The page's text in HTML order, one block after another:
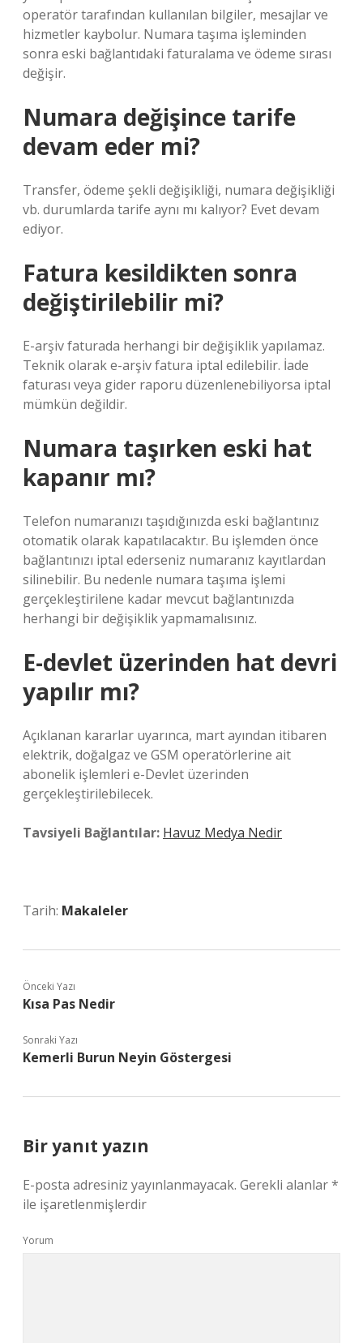
operatör tarafından kullanılan bilgiler, mesajlar ve
hizmetler kaybolur. Numara taşıma işleminden
sonra eski bağlantıdaki faturalama ve ödeme sırası
değişir.
Numara değişince tarife
devam eder mi?
Transfer, ödeme şekli değişikliği, numara değişikliği
vb. durumlarda tarife aynı mı kalıyor? Evet devam
ediyor.
Fatura kesildikten sonra
değiştirilebilir mi?
E-arşiv faturada herhangi bir değişiklik yapılamaz.
Teknik olarak e-arşiv fatura iptal edilebilir. İade
faturası veya gider raporu düzenlenebiliyorsa iptal
mümkün değildir.
Numara taşırken eski hat
kapanır mı?
Telefon numaranızı taşıdığınızda eski bağlantınız
otomatik olarak kapatılacaktır. Bu işlemden önce
bağlantınızı iptal ederseniz numaranız kayıtlardan
silinebilir. Bu nedenle numara taşıma işlemi
gerçekleştirilene kadar mevcut bağlantınızda
herhangi bir değişiklik yapmamalısınız.
E-devlet üzerinden hat devri
yapılır mı?
Açıklanan kararlar uyarınca, mart ayından itibaren
elektrik, doğalgaz ve GSM operatörlerine ait
abonelik işlemleri e-Devlet üzerinden
gerçekleştirilebilecek.
Tavsiyeli Bağlantılar: Havuz Medya Nedir
Tarih: Makaleler
Önceki Yazı
Kısa Pas Nedir
Sonraki Yazı
Kemerli Burun Neyin Göstergesi
Bir yanıt yazın
E-posta adresiniz yayınlanmayacak. Gerekli alanlar*
ile işaretlenmişlerdir
Yorum